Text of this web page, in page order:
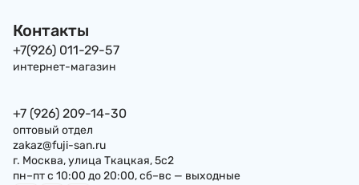
Контакты
+7(926) 011-29-57
интернет-магазин
+7 (926) 209-14-30
оптовый отдел
zakaz@fuji-san.ru
г. Москва, улица Ткацкая, 5с2
пн–пт с 10:00 до 20:00, сб–вс — выходные